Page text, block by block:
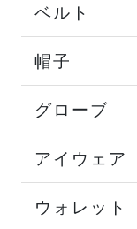
ベルト
帽子
グローブ
アイウェア
ウォレット